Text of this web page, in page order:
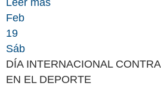
Feb
19
Sáb
DÍA INTERNACIONAL
EN EL DEPORTE